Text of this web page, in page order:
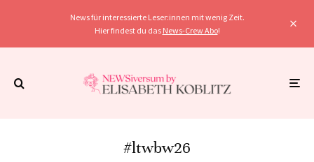
News für interessierte Leser:innen mit wenig Zeit.
Hier findest du das News-Crew Abo!
#ltwbw26